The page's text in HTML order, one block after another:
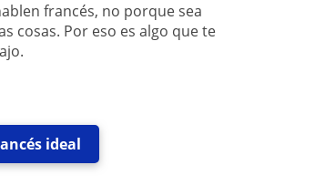
francés, no porque sea
cosas. Por eso es algo que te
ideal